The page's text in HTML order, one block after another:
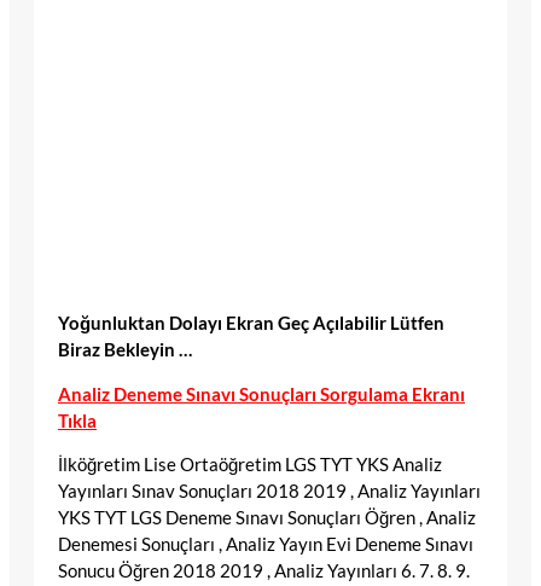
Yoğunluktan Dolayı Ekran Geç Açılabilir Lütfen
Biraz Bekleyin …
Analiz Deneme Sınavı Sonuçları Sorgulama Ekranı
Tıkla
İlköğretim Lise Ortaöğretim LGS TYT YKS Analiz
Yayınları Sınav Sonuçları 2018 2019 , Analiz Yayınları
YKS TYT LGS Deneme Sınavı Sonuçları Öğren , Analiz
Denemesi Sonuçları , Analiz Yayın Evi Deneme Sınavı
Sonucu Öğren 2018 2019 , Analiz Yayınları 6. 7. 8. 9.